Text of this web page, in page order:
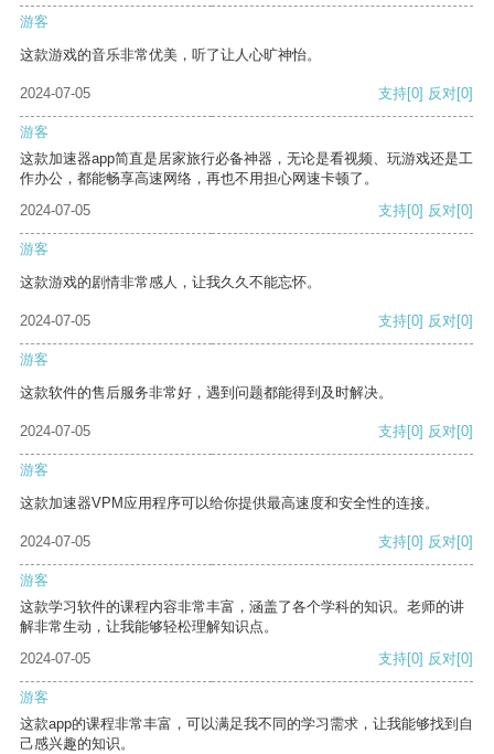
游客
这款游戏的音乐非常优美，听了让人心旷神怡。
2024-07-05 支持[0] 反对[0]
游客
这款加速器app简直是居家旅行必备神器，无论是看视频、玩游戏还是工
作办公，都能畅享高速网络，再也不用担心网速卡顿了。
2024-07-05
支持[0] 反对[0]
游客
这款游戏的剧情非常感人，让我久久不能忘怀。
2024-07-05 支持[0] 反对[0]
游客
这款软件的售后服务非常好，遇到问题都能得到及时解决。
2024-07-05 支持[0] 反对[0]
游客
这款加速器VPM应用程序可以给你提供最高速度和安全性的连接。
2024-07-05 支持[0] 反对[0]
游客
这款学习软件的课程内容非常丰富，涵盖了各个学科的知识。老师的讲
解非常生动，让我能够轻松理解知识点。
2024-07-05
支持[0] 反对[0]
游客
这款app的课程非常丰富，可以满足我不同的学习需求，让我能够找到自
己感兴趣的知识。